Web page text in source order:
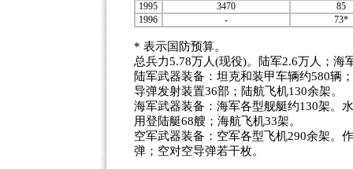
1995
3470
85
1996
- 73*
* 表示国防预算。
总兵力5.78万人(现役)。陆军2.6万人；海
陆军武器装备：坦克和装甲车辆约580辆
导弹发射装置36部；陆航飞机130余架。
海军武器装备：海军各型舰艇约130架。
用登陆艇68艘；海航飞机33架。
空军武器装备：空军各型飞机290余架。
弹；空对空导弹若干枚。